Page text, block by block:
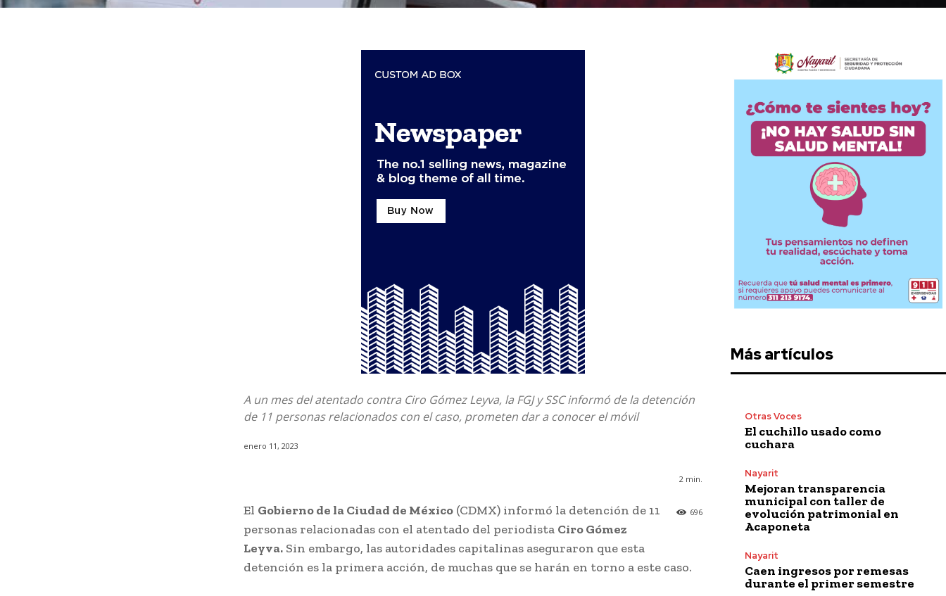
A un mes del atentado contra Ciro Gómez Leyva, la FGJ y SSC informó de la detención
de 11 personas relacionados con el caso, prometen dar a conocer el móvil
enero 11, 2023
2 min.
696
El Gobierno de la Ciudad de México (CDMX) informó la detención de 11
personas relacionadas con el atentado del periodista Ciro Gómez
Leyva. Sin embargo, las autoridades capitalinas aseguraron que esta
detención es la primera acción, de muchas que se harán en torno a este caso.
Más artículos
Otras Voces
El cuchillo usado como
cuchara
Nayarit
Mejoran transparencia
municipal con taller de
evolución patrimonial en
Acaponeta
Nayarit
Caen ingresos por remesas
durante el primer semestre